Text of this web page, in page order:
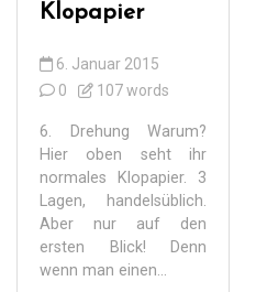
Klopapier
6. Januar 2015
0
107 words
6. Drehung Warum?
Hier oben seht ihr
normales Klopapier. 3
Lagen, handelsüblich.
Aber nur auf den
ersten Blick! Denn
wenn man einen...